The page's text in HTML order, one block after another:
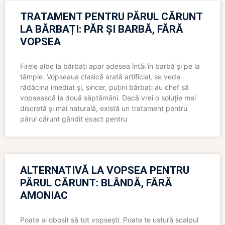
TRATAMENT PENTRU PĂRUL CĂRUNT
LA BĂRBAȚI: PĂR ȘI BARBĂ, FĂRĂ
VOPSEA
Firele albe la bărbați apar adesea întâi în barbă și pe la
tâmple. Vopseaua clasică arată artificial, se vede
rădăcina imediat și, sincer, puțini bărbați au chef să
vopsească la două săptămâni. Dacă vrei o soluție mai
discretă și mai naturală, există un tratament pentru
părul cărunt gândit exact pentru
ALTERNATIVĂ LA VOPSEA PENTRU
PĂRUL CĂRUNT: BLÂNDĂ, FĂRĂ
AMONIAC
Poate ai obosit să tot vopsești. Poate te ustură scalpul